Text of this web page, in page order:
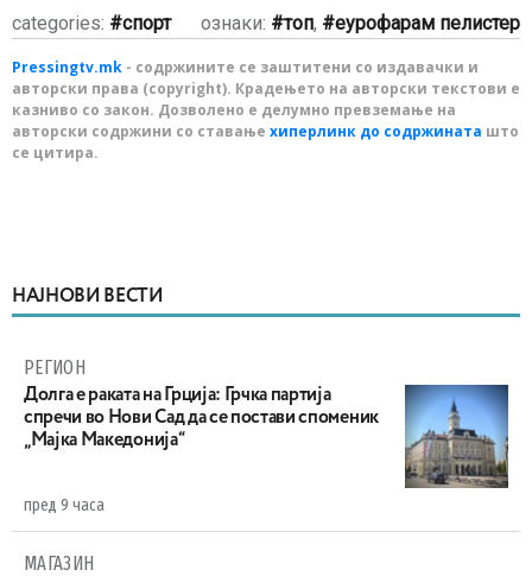
categories: спорт ознаки: топ, еурофарам пелистер
Pressingtv.mk - содржините се заштитени со издавачки и
авторски права (copyright). Крадењето на авторски текстови е
казниво со закон. Дозволено е делумно превземање на
авторски содржини со ставање хиперлинк до содржината што
се цитира.
НАЈНОВИ ВЕСТИ
РЕГИОН
Долга е раката на Грција: Грчка партија
спречи во Нови Сад да се постави споменик
„Мајка Македонија“
пред 9 часа
МАГАЗИН